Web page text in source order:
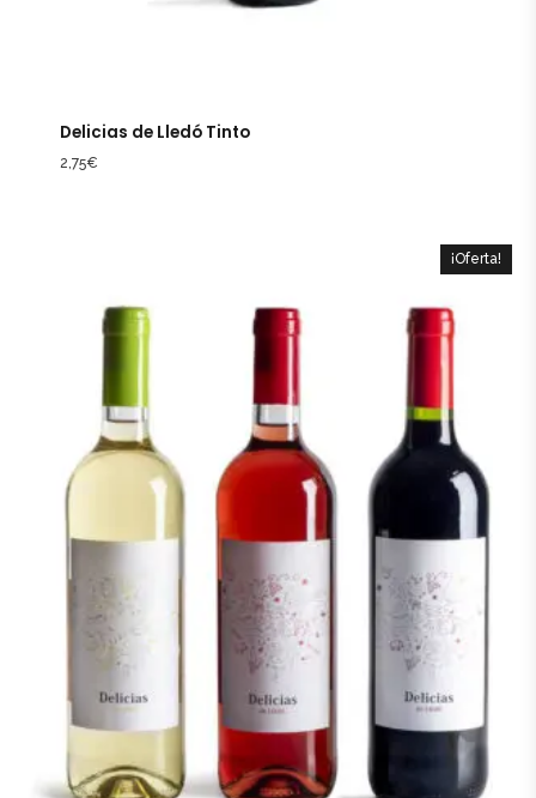
Delicias de Lledó Tinto
2,75€
¡Oferta!